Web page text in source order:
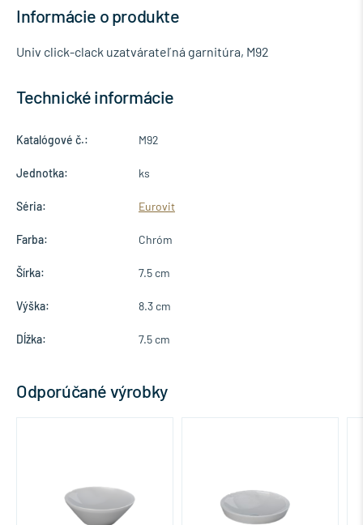
Informácie o produkte
Univ click-clack uzatvárateľná garnitúra, M92
Technické informácie
Katalógové č.: M92
Jednotka: ks
Séria: Eurovit
Farba: Chróm
Šírka: 7.5 cm
Výška: 8.3 cm
Dĺžka: 7.5 cm
Odporúčané výrobky